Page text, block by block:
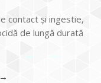
contact și ingestie,
de lungă durată
→